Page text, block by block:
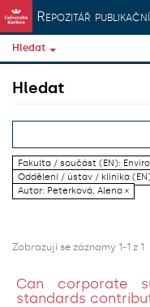
Přeskočit na obsah
Repozitář
Hledat
Hledat
Fakulta / součást (EN):
Oddělení / ústav / klinika
Autor: Peterková, Alena ×
Zobrazují se záznamy 1-1 z 1
Can corporate
standards